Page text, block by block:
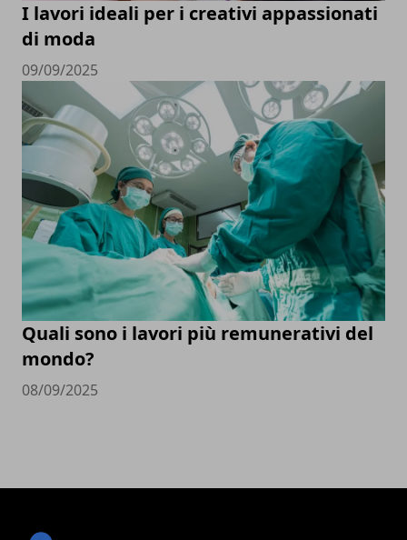
I lavori ideali per i creativi appassionati
di moda
09/09/2025
Quali sono i lavori più remunerativi del
mondo?
08/09/2025